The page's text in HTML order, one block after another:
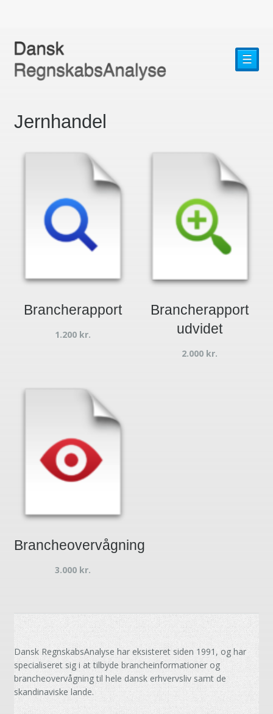
☰
Jernhandel
Brancherapport
1.200 kr.
Brancherapport
udvidet
2.000 kr.
Brancheovervågning
3.000 kr.
Dansk RegnskabsAnalyse har eksisteret siden 1991, og har
specialiseret sig i at tilbyde brancheinformationer og
brancheovervågning til hele dansk erhvervsliv samt de
skandinaviske lande.